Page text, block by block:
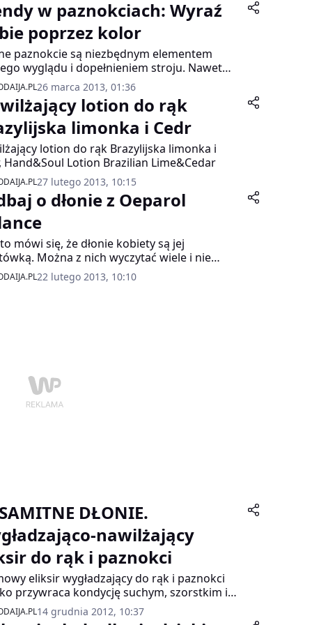
w paznokciach: Wyraź
poprzez kolor
paznokcie są niezbędnym elementem
wyglądu i dopełnieniem stroju. Nawet
glamourowa kreacja nie obroni się bez
Tak jak biżuteria, czy torebka podkreśla
indywidualny styl. Paznokcie pomalowane od
odżywką, już dawno odeszły do lamusa.
klasyczny french jest dla ciebie nudny i
z zadowoleniem przyjmiesz
trendy w manicure na wiosnę –lato
26 marca 2013, 01:36
lotion do rąk
limonka i Cedr
lotion do rąk Brazylijska limonka i
Hand&Soul Lotion Brazilian Lime&Cedar
27 lutego 2013, 10:15
o dłonie z Oeparol
mówi się, że dłonie kobiety są jej
Można z nich wyczytać wiele i nie
tylko o przyszłość ich właścicielki. Dłonie
wiek kobiety i stan jej zdrowia, mogą
22 lutego 2013, 10:10
DŁONIE.
nawilżający
do rąk i paznokci
eliksir wygładzający do rąk i paznokci
przywraca kondycję suchym, szorstkim i
dłoniom.
14 grudnia 2012, 10:37